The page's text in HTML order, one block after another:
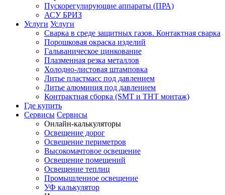
Пускорегулирующие аппараты (ПРА)
АСУ БРИЗ
Услуги Услуги
Сварка в среде защитных газов. Контактная сварка
Порошковая окраска изделий
Гальваническое цинкование
Плазменная резка металлов
Холодно-листовая штамповка
Литье пластмасс под давлением
Литье алюминия под давлением
Контрактная сборка (SMT и THT монтаж)
Где купить
Сервисы Сервисы
Онлайн-калькуляторы
Освещение дорог
Освещение периметров
Высокомачтовое освещение
Освещение помещений
Освещение теплиц
Промышленное освещение
УФ калькулятор